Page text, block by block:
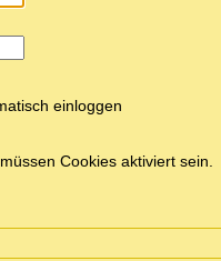
einloggen
Cookies aktiviert sein.